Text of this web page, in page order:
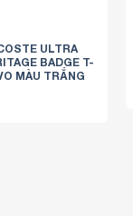
ULTRA
BADGE T-
MÀU TRẮNG